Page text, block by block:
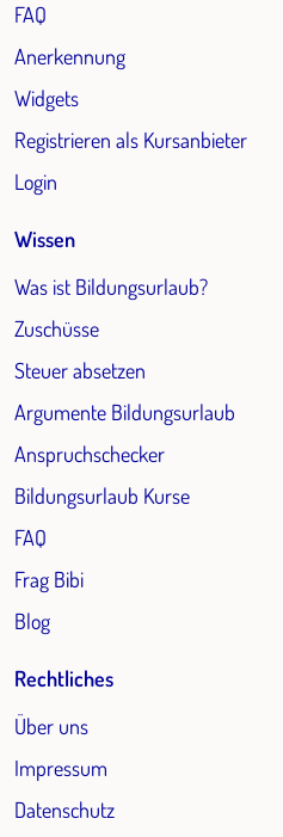
FAQ
Anerkennung
Widgets
Registrieren als Kursanbieter
Login
Wissen
Was ist Bildungsurlaub?
Zuschüsse
Steuer absetzen
Argumente Bildungsurlaub
Anspruchschecker
Bildungsurlaub Kurse
FAQ
Frag Bibi
Blog
Rechtliches
Über uns
Impressum
Datenschutz